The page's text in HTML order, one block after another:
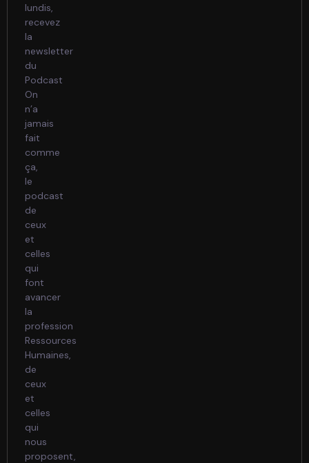
lundis,
recevez
la
newsletter
du
Podcast
On
n’a
jamais
fait
comme
ça,
le
podcast
de
ceux
et
celles
qui
font
avancer
la
profession
Ressources
Humaines,
de
ceux
et
celles
qui
nous
proposent,